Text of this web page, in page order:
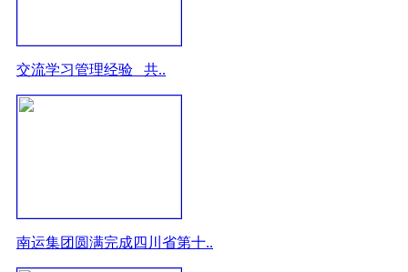
交流学习管理经验 共..
南运集团圆满完成四川省第十..